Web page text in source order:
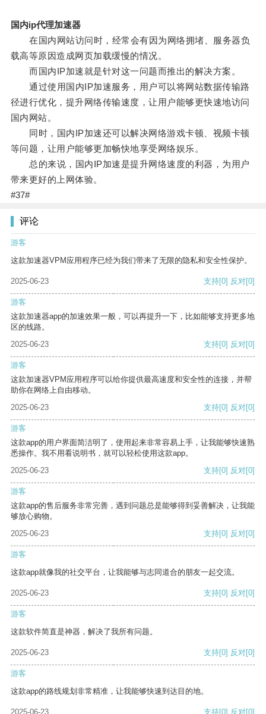
国内ip代理加速器
在国内网站访问时，经常会有因为网络拥堵、服务器负
载高等原因造成网页加载缓慢的情况。
而国内IP加速就是针对这一问题而推出的解决方案。
通过使用国内IP加速服务，用户可以将网站数据传输路
径进行优化，提升网络传输速度，让用户能够更快速地访问
国内网站。
同时，国内IP加速还可以解决网络游戏卡顿、视频卡顿
等问题，让用户能够更加畅快地享受网络娱乐。
总的来说，国内IP加速是提升网络速度的利器，为用户
带来更好的上网体验。
#37#
评论
游客
这款加速器VPM应用程序已经为我们带来了无限的隐私和安全性保护。
2025-06-23 支持[0] 反对[0]
游客
这款加速器app的加速效果一般，可以再提升一下，比如能够支持更多地
区的线路。
2025-06-23
支持[0] 反对[0]
游客
这款加速器VPM应用程序可以给你提供最高速度和安全性的连接，并帮
助你在网络上自由移动。
2025-06-23
支持[0] 反对[0]
游客
这款app的用户界面简洁明了，使用起来非常容易上手，让我能够快速熟
悉操作。我不用看说明书，就可以轻松使用这款app。
2025-06-23
支持[0] 反对[0]
游客
这款app的售后服务非常完善，遇到问题总是能够得到妥善解决，让我能
够放心购物。
2025-06-23
支持[0] 反对[0]
游客
这款app就像我的社交平台，让我能够与志同道合的朋友一起交流。
2025-06-23 支持[0] 反对[0]
游客
这款软件简直是神器，解决了我所有问题。
2025-06-23 支持[0] 反对[0]
游客
这款app的路线规划非常精准，让我能够快速到达目的地。
2025-06-23 支持[0] 反对[0]